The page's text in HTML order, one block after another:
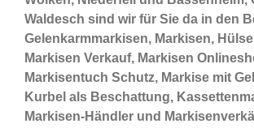
Waldesch sind wir für Sie da in den
Gelenkarmmarkisen, Markisen,
Markisen Verkauf, Markisen
Markisentuch Schutz, Markise mit
Kurbel als Beschattung,
Markisen-Händler und